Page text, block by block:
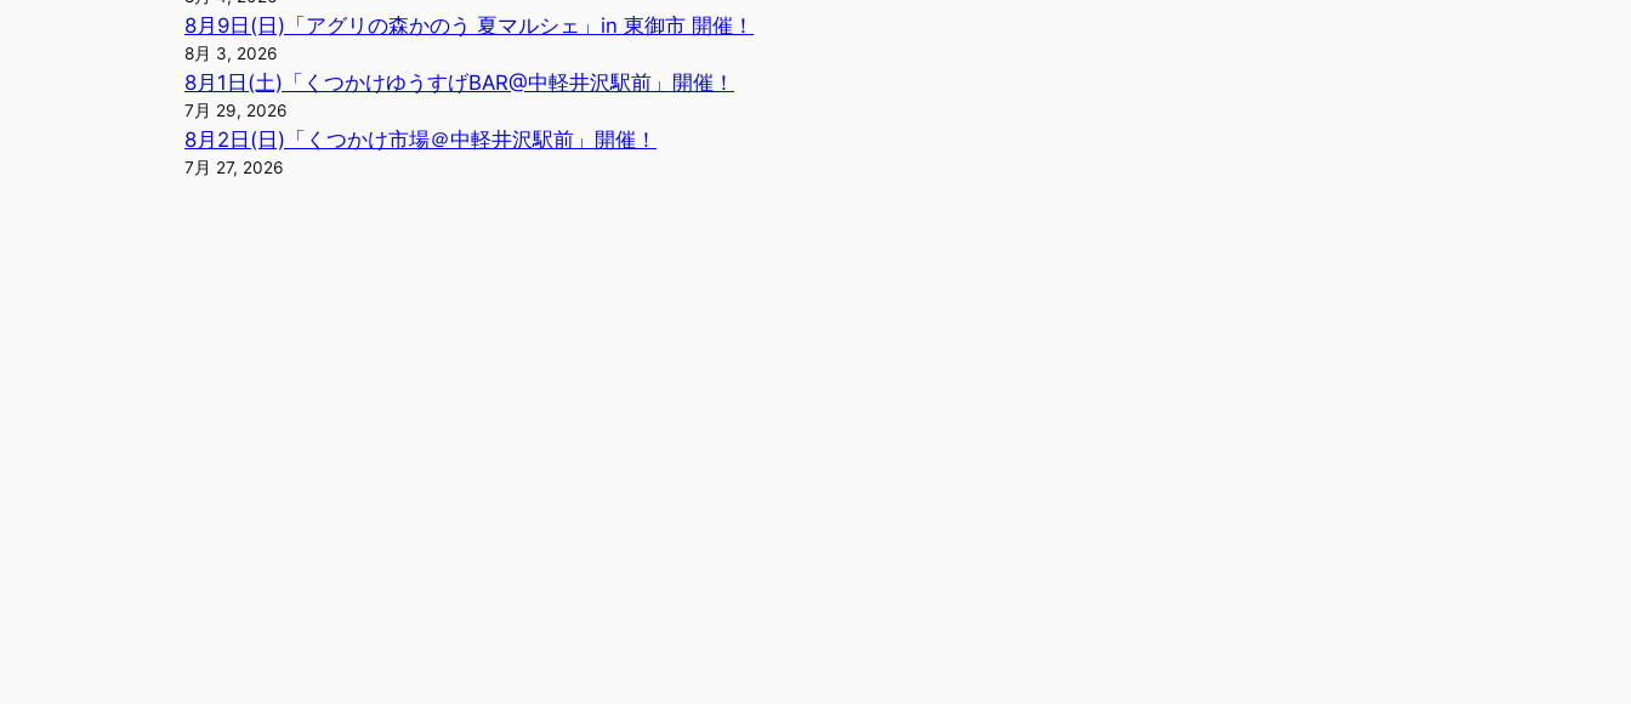
8月9日(日)「アグリの森かのう 夏マルシェ」in 東御市 開催！
8月 3, 2026
8月1日(土)「くつかけゆうすげBAR@中軽井沢駅前」開催！
7月 29, 2026
8月2日(日)「くつかけ市場＠中軽井沢駅前」開催！
7月 27, 2026